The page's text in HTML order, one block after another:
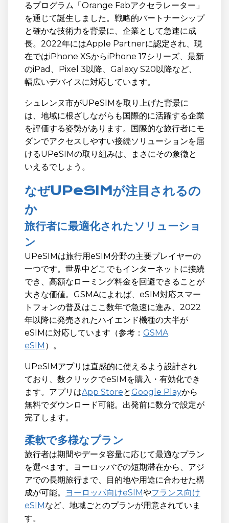
るプログラム「Orange Fabアクセラレーター」
を通じて誕生しました。戦略的パートナーシップ
と確かな技術力を背景に、企業として急速に成
長。2022年にはApple Partnerに認定され、現
在ではiPhone XSからiPhone 17シリーズ、最新
のiPad、Pixel 3以降、Galaxy S20以降など、
幅広いデバイスに対応しています。
シュレンヌ市がUPeSIMを取り上げた背景に
は、地域に根ざしながらも国際的に活躍する企業
を評価する姿勢があります。国際的な旅行者にモ
ダンでアクセスしやすい接続ソリューションを届
けるUPeSIMの取り組みは、まさにその象徴と
いえるでしょう。
なぜUPeSIMが注目されるの
か
旅行者に最適化されたソリューショ
ン
UPeSIMは旅行用eSIM分野の主要プレイヤーの
一つです。世界中どこでもインターネットに接続
でき、高額なローミング料金を回避できることが
大きな価値。GSMAによれば、eSIM対応スマー
トフォンの普及はここ数年で急速に進み、2022
年以降に発売されたハイエンド機種の大半が
eSIMに対応しています（参考： GSMA
eSIM ）。
UPeSIMアプリは直感的に使えるよう設計され
ており、数クリックでeSIMを購入・有効化でき
ます。アプリはApp StoreとGoogle Playから
無料でダウンロード可能。出発前に数分で設定が
完了します。
柔軟で多様なプラン
旅行者は期間やデータ容量に応じて最適なプラン
を選べます。ヨーロッパでの短期滞在から、アジ
アでの長期旅行まで、目的地や用途に合わせた構
成が可能。
ヨーロッパ向けeSIMやフランス向け
eSIMなど、地域ごとのプランが用意されていま
す。